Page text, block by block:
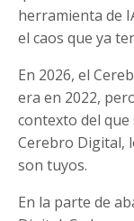
herramienta de
el caos que ya
En 2026, el
era en 2022,
contexto del que
Cerebro Digital,
son tuyos.
En la parte de